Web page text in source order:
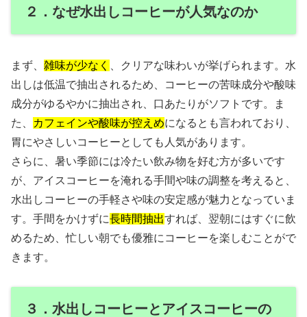
２．なぜ水出しコーヒーが人気なのか
まず、 雑味が少なく
、クリアな味わいが挙げられます。水
出しは低温で抽出されるため、コーヒーの苦味成分や酸味
成分がゆるやかに抽出され、口あたりがソフトです。ま
た、
カフェインや酸味が控えめになるとも言われており、
胃にやさしいコーヒーとしても人気があります。
さらに、暑い季節には冷たい飲み物を好む方が多いです
が、アイスコーヒーを淹れる手間や味の調整を考えると、
水出しコーヒーの手軽さや味の安定感が魅力となっていま
す。手間をかけずに長時間抽出すれば、翌朝にはすぐに飲
めるため、忙しい朝でも優雅にコーヒーを楽しむことがで
きます。
３．水出しコーヒーとアイスコーヒーの